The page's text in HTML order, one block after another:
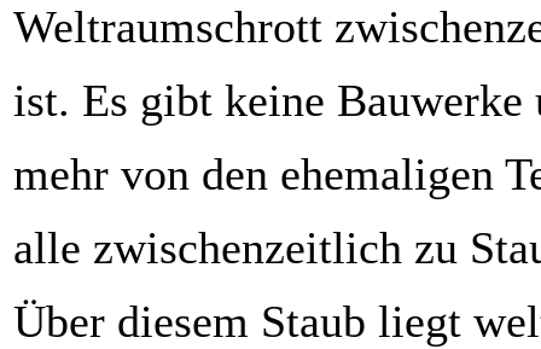
Weltraumschrott
ist. Es gibt keine Bauwerke
mehr von den ehemaligen
alle zwischenzeitlich zu
Über diesem Staub liegt